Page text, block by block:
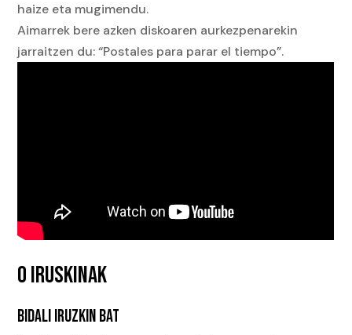
haize eta mugimendu.
Aimarrek bere azken diskoaren aurkezpenarekin
jarraitzen du: “Postales para parar el tiempo”.
0 IRUSKINAK
BIDALI IRUZKIN BAT